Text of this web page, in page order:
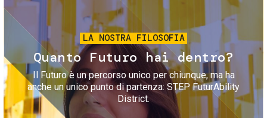
LA NOSTRA FILOSOFIA
Quanto Futuro hai dentro?
Il Futuro è un percorso unico per chiunque, ma ha
anche un unico punto di partenza: STEP FuturAbility
District.